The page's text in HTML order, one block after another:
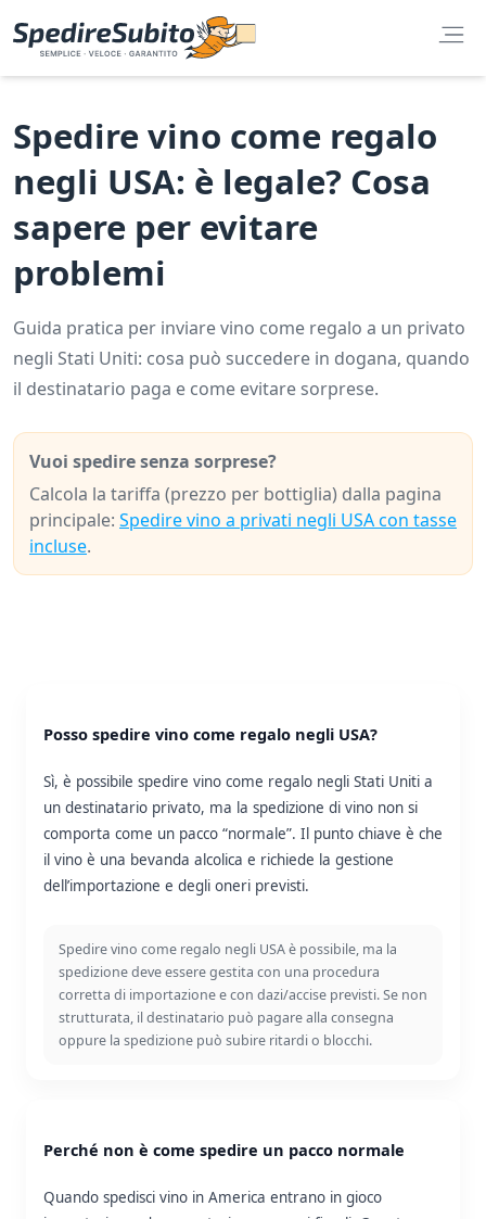
Spedire vino come regalo
negli USA: è legale? Cosa
sapere per evitare
problemi
Guida pratica per inviare vino come regalo a un privato
negli Stati Uniti: cosa può succedere in dogana, quando
il destinatario paga e come evitare sorprese.
Vuoi spedire senza sorprese?
Calcola la tariffa (prezzo per bottiglia) dalla pagina
principale: Spedire vino a privati negli USA con tasse
incluse.
Posso spedire vino come regalo negli USA?
Sì, è possibile spedire vino come regalo negli Stati Uniti a
un destinatario privato, ma la spedizione di vino non si
comporta come un pacco “normale”. Il punto chiave è che
il vino è una bevanda alcolica e richiede la gestione
dell’importazione e degli oneri previsti.
Spedire vino come regalo negli USA è possibile, ma la
spedizione deve essere gestita con una procedura
corretta di importazione e con dazi/accise previsti. Se non
strutturata, il destinatario può pagare alla consegna
oppure la spedizione può subire ritardi o blocchi.
Perché non è come spedire un pacco normale
Quando spedisci vino in America entrano in gioco